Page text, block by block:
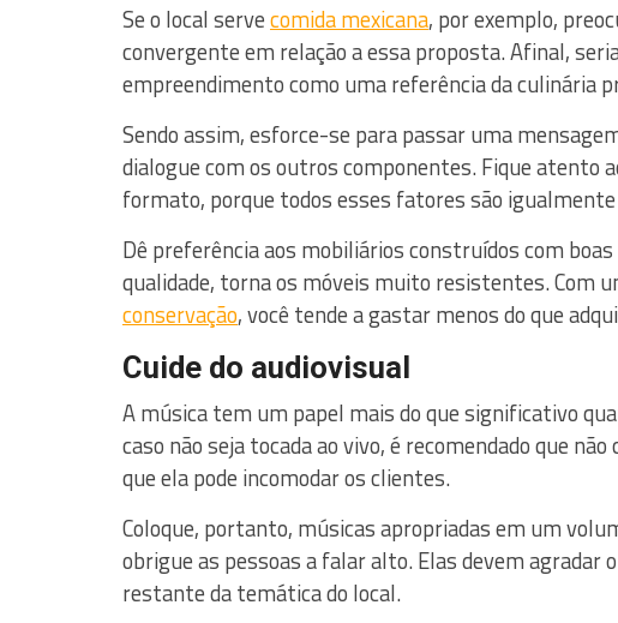
Se o local servecomida mexicana, por exemplo,
convergente em relação a essa proposta. Afinal,
empreendimento como uma referência da culinária
Sendo assim, esforce-se para passar uma
dialogue com os outros componentes. Fique atento
formato, porque todos esses fatores são
Dê preferência aos mobiliários construídos com
qualidade, torna os móveis muito resistentes. Com
conservação, você tende a gastar menos do que
Cuide do audiovisual
A música tem um papel mais do que significativo
caso não seja tocada ao vivo, é recomendado que
que ela pode incomodar os clientes.
Coloque, portanto, músicas apropriadas em um
obrigue as pessoas a falar alto. Elas devem agradar
restante da temática do local.